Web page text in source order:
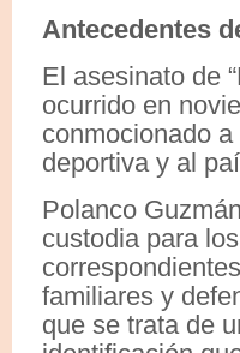
Antecedentes
El asesinato de
ocurrido en
conmocionado
deportiva y al
Polanco
custodia para
familiares y
que se trata de